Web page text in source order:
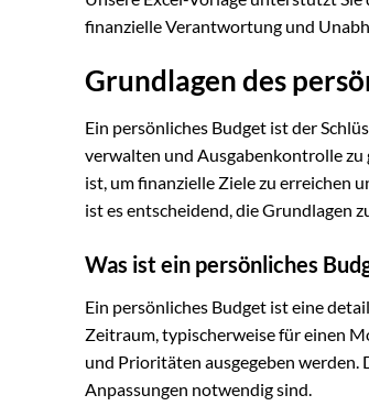
finanzielle Verantwortung und
Grundlagen des
Ein persönliches Budget ist der
verwalten und Ausgabenkontrolle zu
ist, um finanzielle Ziele zu erreichen
ist es entscheidend, die Grundlagen
Was ist ein persönliches
Ein persönliches Budget ist eine
Zeitraum, typischerweise für einen
und Prioritäten ausgegeben werden.
Anpassungen notwendig sind.